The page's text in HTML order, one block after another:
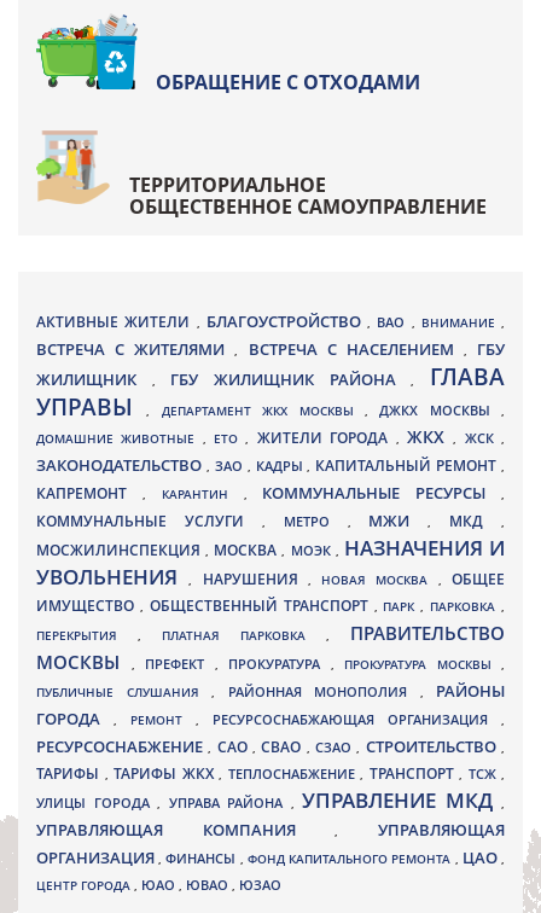
ОБРАЩЕНИЕ С ОТХОДАМИ
ТЕРРИТОРИАЛЬНОЕ
ОБЩЕСТВЕННОЕ САМОУПРАВЛЕНИЕ
АКТИВНЫЕ ЖИТЕЛИ , БЛАГОУСТРОЙСТВО , ВАО , ВНИМАНИЕ ,
ВСТРЕЧА С ЖИТЕЛЯМИ, ВСТРЕЧА С НАСЕЛЕНИЕМ , ГБУ
ЖИЛИЩНИК
, ГБУ ЖИЛИЩНИК РАЙОНА, ГЛАВА
УПРАВЫ, ДЕПАРТАМЕНТ ЖКХ МОСКВЫ ,ДЖКХ МОСКВЫ ,
ДОМАШНИЕ ЖИВОТНЫЕ , ЕТО, ЖИТЕЛИ ГОРОДА , ЖКХ, ЖСК,
ЗАКОНОДАТЕЛЬСТВО , ЗАО , КАДРЫ, КАПИТАЛЬНЫЙ РЕМОНТ ,
КАПРЕМОНТ , КАРАНТИН , КОММУНАЛЬНЫЕ РЕСУРСЫ,
КОММУНАЛЬНЫЕ УСЛУГИ , МЕТРО , МЖИ, МКД ,
МОСЖИЛИНСПЕКЦИЯ, МОСКВА , МОЭК , НАЗНАЧЕНИЯ И
УВОЛЬНЕНИЯ, НАРУШЕНИЯ , НОВАЯ МОСКВА ,ОБЩЕЕ
ИМУЩЕСТВО , ОБЩЕСТВЕННЫЙ ТРАНСПОРТ , ПАРК, ПАРКОВКА ,
ПЕРЕКРЫТИЯ , ПЛАТНАЯ ПАРКОВКА , ПРАВИТЕЛЬСТВО
МОСКВЫ
, ПРЕФЕКТ , ПРОКУРАТУРА , ПРОКУРАТУРА МОСКВЫ ,
ПУБЛИЧНЫЕ СЛУШАНИЯ , РАЙОННАЯ МОНОПОЛИЯ , РАЙОНЫ
ГОРОДА
, РЕМОНТ , РЕСУРСОСНАБЖАЮЩАЯ ОРГАНИЗАЦИЯ ,
РЕСУРСОСНАБЖЕНИЕ, САО,СВАО ,СЗАО, СТРОИТЕЛЬСТВО,
ТАРИФЫ , ТАРИФЫ ЖКХ , ТЕПЛОСНАБЖЕНИЕ , ТРАНСПОРТ , ТСЖ ,
УЛИЦЫ ГОРОДА , УПРАВА РАЙОНА , УПРАВЛЕНИЕ МКД ,
УПРАВЛЯЮЩАЯ КОМПАНИЯ,УПРАВЛЯЮЩАЯ
ОРГАНИЗАЦИЯ,ФИНАНСЫ , ФОНД КАПИТАЛЬНОГО РЕМОНТА , ЦАО,
ЦЕНТР ГОРОДА , ЮАО , ЮВАО , ЮЗАО